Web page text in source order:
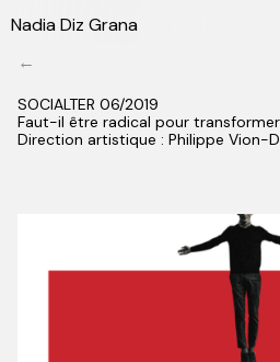
←
SOCIALTER 06/2019
Faut-il être radical pour
Direction artistique : Philippe Vion-
Nadia Diz Grana